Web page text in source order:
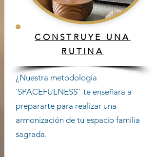
CONSTRUYE UNA
RUTINA
¿Nuestra metodología
´SPACEFULNESS¨ te enseñara a
prepararte para realizar una
armonización de tu espacio familia
sagrada.